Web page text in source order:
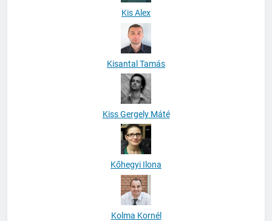
Kis Alex
Kisantal Tamás
Kiss Gergely Máté
Kőhegyi Ilona
Kolma Kornél